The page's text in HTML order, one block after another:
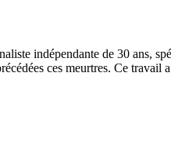
indépendante de 30 ans,
ces meurtres. Ce